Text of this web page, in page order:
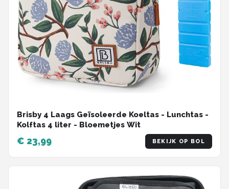
Brisby 4 Laags Geïsoleerde Koeltas - Lunchtas -
Kolftas 4 liter - Bloemetjes Wit
€ 23,99 BEKIJK OP BOL